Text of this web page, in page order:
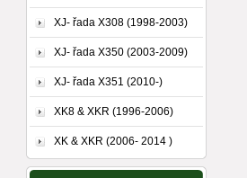
XJ- řada X308 (1998-2003)
XJ- řada X350 (2003-2009)
XJ- řada X351 (2010-)
XK8 & XKR (1996-2006)
XK & XKR (2006- 2014 )